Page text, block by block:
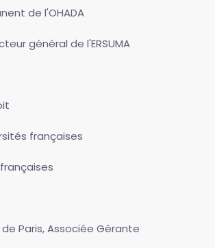
de l'OHADA
général de l'ERSUMA
françaises
Paris, Associée Gérante